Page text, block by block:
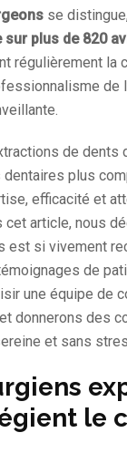
se
sur plus de 820
régulièrement la
de
de
dentaires plus
efficacité et
cet article, nous
est si vivement
de
une équipe de
donnerons des
et sans
le